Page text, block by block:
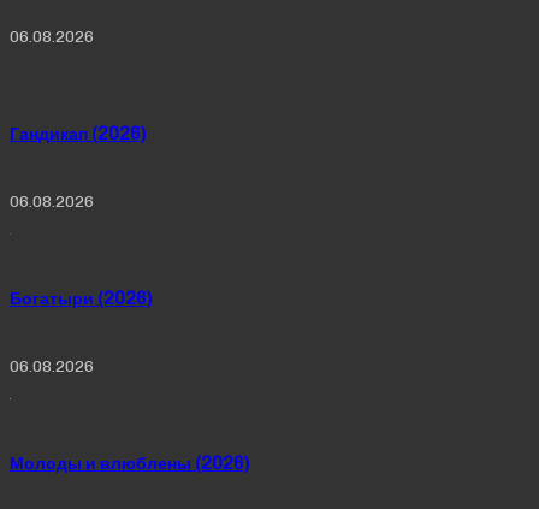
06.08.2026
Гандикап (2026)
06.08.2026
Богатыри (2026)
06.08.2026
Молоды и влюблены (2026)